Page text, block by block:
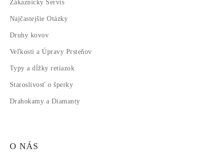
Zákaznícky Servis
Najčastejšie Otázky
Druhy kovov
Veľkosti a Úpravy Prsteňov
Typy a dĺžky retiazok
Staroslivosť o šperky
Drahokamy a Diamanty
O NÁS